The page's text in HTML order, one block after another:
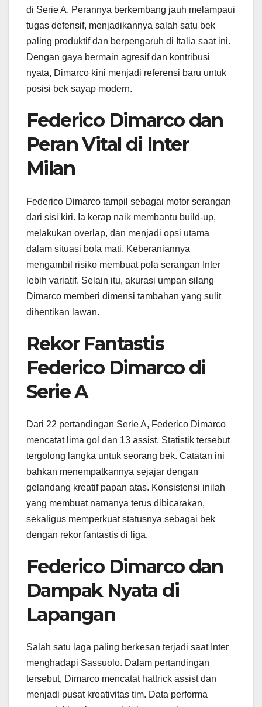
di Serie A. Perannya berkembang jauh melampaui
tugas defensif, menjadikannya salah satu bek
paling produktif dan berpengaruh di Italia saat ini.
Dengan gaya bermain agresif dan kontribusi
nyata, Dimarco kini menjadi referensi baru untuk
posisi bek sayap modern.
Federico Dimarco dan
Peran Vital di Inter
Milan
Federico Dimarco tampil sebagai motor serangan
dari sisi kiri. Ia kerap naik membantu build-up,
melakukan overlap, dan menjadi opsi utama
dalam situasi bola mati. Keberaniannya
mengambil risiko membuat pola serangan Inter
lebih variatif. Selain itu, akurasi umpan silang
Dimarco memberi dimensi tambahan yang sulit
dihentikan lawan.
Rekor Fantastis
Federico Dimarco di
Serie A
Dari 22 pertandingan Serie A, Federico Dimarco
mencatat lima gol dan 13 assist. Statistik tersebut
tergolong langka untuk seorang bek. Catatan ini
bahkan menempatkannya sejajar dengan
gelandang kreatif papan atas. Konsistensi inilah
yang membuat namanya terus dibicarakan,
sekaligus memperkuat statusnya sebagai bek
dengan rekor fantastis di liga.
Federico Dimarco dan
Dampak Nyata di
Lapangan
Salah satu laga paling berkesan terjadi saat Inter
menghadapi Sassuolo. Dalam pertandingan
tersebut, Dimarco mencatat hattrick assist dan
menjadi pusat kreativitas tim. Data performa